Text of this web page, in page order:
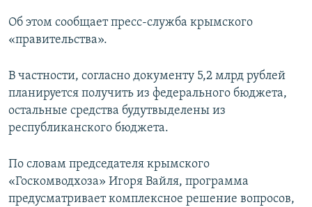
Об этом сообщает пресс-служба крымского
«правительства».
В частности, согласно документу 5,2 млрд рублей
планируется получить из федерального бюджета,
остальные средства будутвыделены из
республиканского бюджета.
По словам председателя крымского
«Госкомводхоза» Игоря Вайля, программа
предусматривает комплексное решение вопросов,